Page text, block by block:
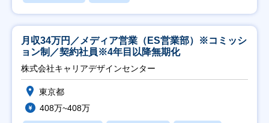
月収34万円／メディア営業（ES営業部）※コミッシ
ョン制／契約社員※4年目以降無期化
株式会社キャリアデザインセンター
東京都
408万~408万